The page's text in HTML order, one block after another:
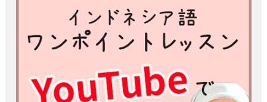
※スマホ、携帯アドレスで登録される方はあらかじめ info@bhs-
indonesia.com からのメールを 受信できる設定にしてからご登
録ください。
※ご入力いただいた情報は、当スクールプライバシーポリシーのも
と厳重に管理いたします。